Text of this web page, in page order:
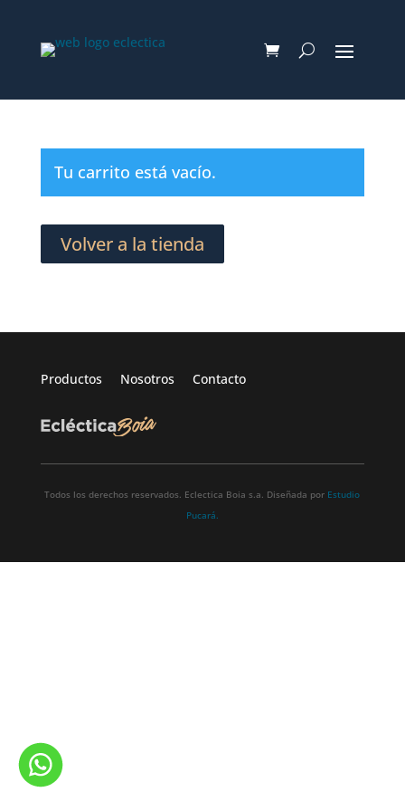
Tu carrito está vacío.
Volver a la tienda
Productos Nosotros Contacto
Todos los derechos reservados. Eclectica Boia s.a. Diseñada por Estudio
Pucará.